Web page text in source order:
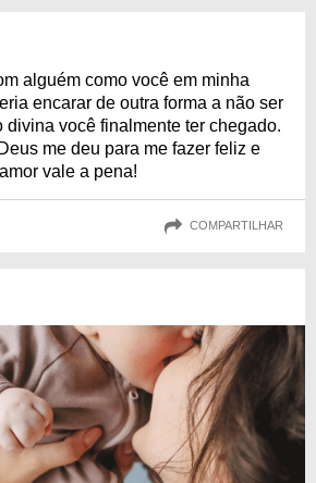
alguém como você em minha
encarar de outra forma a não ser
divina você finalmente ter chegado.
me deu para me fazer feliz e
vale a pena!
COMPARTILHAR